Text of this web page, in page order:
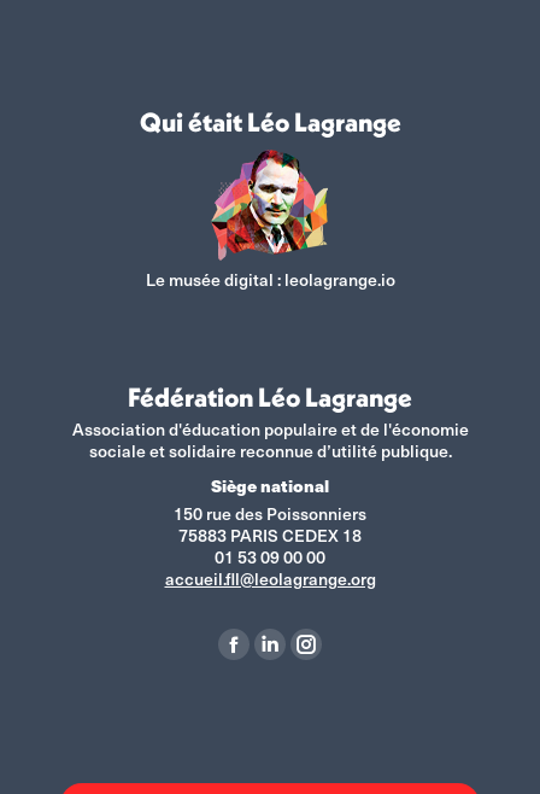
Qui était Léo Lagrange
Le musée digital :leolagrange.io
Fédération Léo Lagrange
Association d'éducation populaire et de l'économie
sociale et solidaire reconnue d’utilité publique.
Siège national
150 rue des Poissonniers
75883 PARIS CEDEX 18
01 53 09 00 00
accueil.fll@leolagrange.org
La
dans
La
dans
La
dans